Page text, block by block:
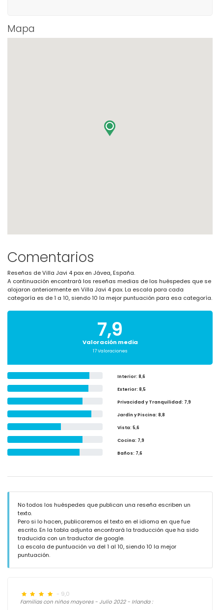
Mapa
Comentarios
Reseñas de Villa Javi 4 pax en Jávea, España.
A continuación encontrará los reseñas medias de los huéspedes que se
alojaron anteriormente en Villa Javi 4 pax. La escala para cada
categoría es de 1 a 10, siendo 10 la mejor puntuación para esa categoría.
7,9
Valoración media
17 Valoraciones
Interior: 8,6
Exterior: 8,5
Privacidad y Tranquilidad: 7,9
Jardín y Piscina: 8,8
Vista: 5,6
Cocina: 7,9
Baños: 7,6
No todos los huéspedes que publican una reseña escriben un
texto.
Pero si lo hacen, publicaremos el texto en el idioma en que fue
escrito. En la tabla adjunta encontrará la traducción que ha sido
traducida con un traductor de google.
La escala de puntuación va del 1 al 10, siendo 10 la mejor
puntuación.
- 9,0
Familias con niños mayores - Julio 2022 - Irlanda :